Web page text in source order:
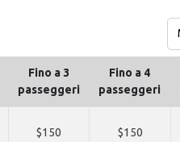
Fino a 3
passeggeri
Fino a 4
passeggeri
$150 $150